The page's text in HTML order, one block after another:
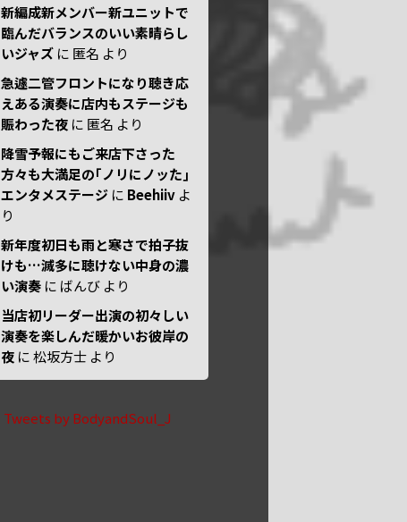
新編成新メンバー新ユニットで
臨んだバランスのいい素晴らし
いジャズ に 匿名 より
急遽二管フロントになり聴き応
えある演奏に店内もステージも
賑わった夜 に 匿名 より
降雪予報にもご来店下さった
方々も大満足の｢ノリにノッた｣
エンタメステージ に Beehiiv よ
り
新年度初日も雨と寒さで拍子抜
けも…滅多に聴けない中身の濃
い演奏 に ばんび より
当店初リーダー出演の初々しい
演奏を楽しんだ暖かいお彼岸の
夜 に松坂方士 より
Tweets by BodyandSoul_J